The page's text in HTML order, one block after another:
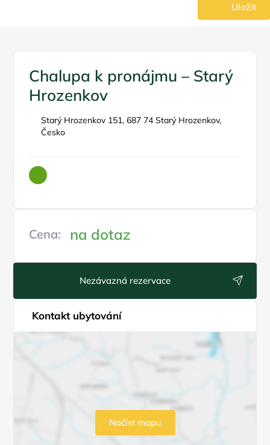
Uložit
Chalupa k pronájmu – Starý
Hrozenkov
Starý Hrozenkov 151, 687 74 Starý Hrozenkov,
Česko
Cena: na dotaz
Nezávazná rezervace
Kontakt ubytování
Načíst mapu